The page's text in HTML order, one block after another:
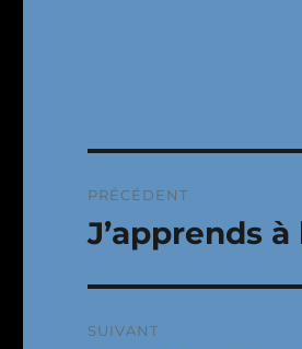
de
PRÉCÉDENT
Publication
J’apprends à
SUIVANT